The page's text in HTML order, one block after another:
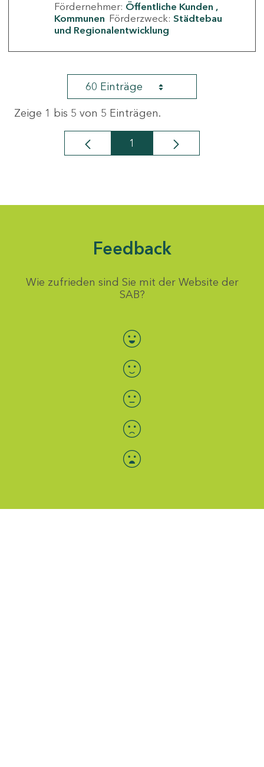
Fördernehmer: Öffentliche Kunden
Kommunen Förderzweck: Städtebau
und Regionalentwicklung
60 Einträge
Zeige 1 bis 5 von 5 Einträgen.
Seite
1
Feedback
Wie zufrieden sind Sie mit der Website der
SAB?
Bewertung auswählen